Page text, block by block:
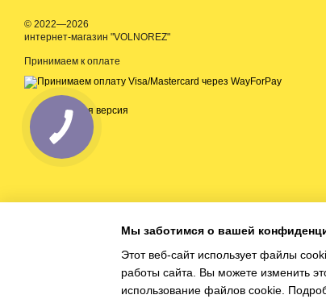
© 2022—2026
интернет-магазин "VOLNOREZ"
Принимаем к оплате
Мобильная версия
Мы заботимся о вашей
Этот веб-сайт использует файлы
работы сайта. Вы можете изменить
использование файлов cookie.